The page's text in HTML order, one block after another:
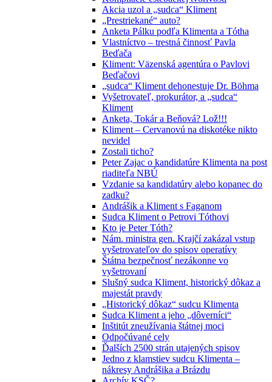
Akcia uzol a „sudca“ Kliment
„Prestriekané“ auto?
Anketa Pálku podľa Klimenta a Tótha
Vlastníctvo – trestná činnosť Pavla
Beďača
Kliment: Väzenská agentúra o Pavlovi
Beďačovi
„sudca“ Kliment dehonestuje Dr. Böhma
Vyšetrovateľ, prokurátor, a „sudca“
Kliment
Anketa, Tokár a Beňová? Lož!!!
Kliment – Cervanovú na diskotéke nikto
nevidel
Zostali ticho?
Peter Zajac o kandidatúre Klimenta na post
riaditeľa NBÚ
Vzdanie sa kandidatúry alebo kopanec do
zadku?
Andrášik a Kliment s Faganom
Sudca Kliment o Petrovi Tóthovi
Kto je Peter Tóth?
Nám. ministra gen. Krajčí zakázal vstup
vyšetrovateľov do spisov operatívy
Štátna bezpečnosť nezákonne vo
vyšetrovaní
Slušný sudca Kliment, historický dôkaz a
majestát pravdy
„Historický dôkaz“ sudcu Klimenta
Sudca Kliment a jeho „dôverníci“
Inštitút zneužívania štátnej moci
Odpočúvané cely
Ďalších 2500 strán utajených spisov
Jedno z klamstiev sudcu Klimenta –
nákresy Andrášika a Brázdu